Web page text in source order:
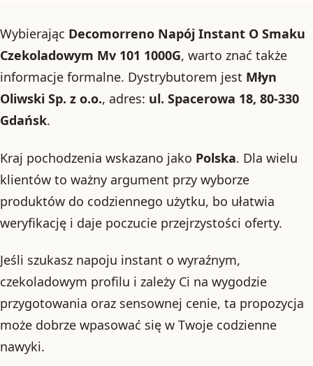
Wybierając Decomorreno Napój Instant O Smaku
Czekoladowym Mv 101 1000G, warto znać także
informacje formalne. Dystrybutorem jest Młyn
Oliwski Sp. z o.o., adres: ul. Spacerowa 18, 80-330
Gdańsk.
Kraj pochodzenia wskazano jako Polska. Dla wielu
klientów to ważny argument przy wyborze
produktów do codziennego użytku, bo ułatwia
weryfikację i daje poczucie przejrzystości oferty.
Jeśli szukasz napoju instant o wyraźnym,
czekoladowym profilu i zależy Ci na wygodzie
przygotowania oraz sensownej cenie, ta propozycja
może dobrze wpasować się w Twoje codzienne
nawyki.